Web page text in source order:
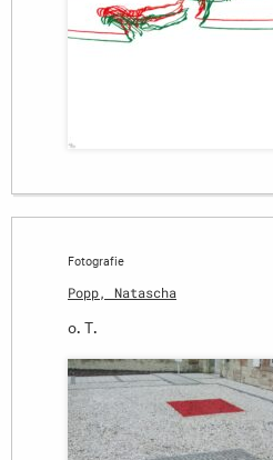
Fotografie
Popp, Natascha
o. T.